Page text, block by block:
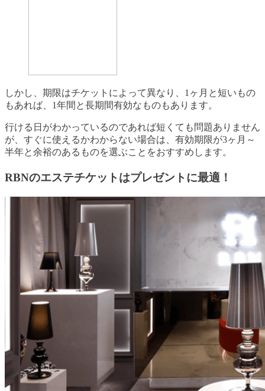
しかし、期限はチケットによって異なり、1ヶ月と短いもの
もあれば、1年間と長期間有効なものもあります。
行ける日がわかっているのであれば短くても問題ありません
が、すぐに使えるかわからない場合は、有効期限が3ヶ月～
半年と余裕のあるものを選ぶことをおすすめします。
RBNのエステチケットはプレゼントに最適！